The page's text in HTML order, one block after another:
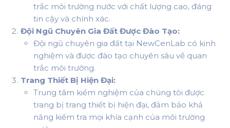
trắc môi trường nước với chất lượng cao, đáng
tin cậy và chính xác.
Đội Ngũ Chuyên Gia Đất Được Đào Tạo:
Đội ngũ chuyên gia đất tại NewCenLab có kinh
nghiệm và được đào tạo chuyên sâu về quan
trắc môi trường.
Trang Thiết Bị Hiện Đại:
Trung tâm kiểm nghiệm của chúng tôi được
trang bị trang thiết bị hiện đại, đảm bảo khả
năng kiểm tra mọi khía cạnh của môi trường